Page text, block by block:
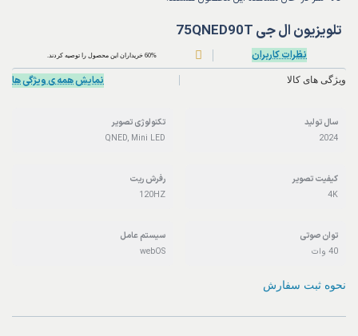
تلویزیون ال جی 75QNED90T
نظرات کاربران 60% خریداران این محصول را توصیه کردند.
ویژگی های کالا نمایش همه ی ویژگی ها
سال تولید
2024
تکنولوژی تصویر
QNED, Mini LED
کیفیت تصویر
4K
رفرش ریت
120HZ
توان صوتی
40 وات
سیستم عامل
webOS
نحوه ثبت سفارش